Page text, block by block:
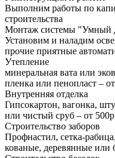
Выполним работы по
строительства
Монтаж системы "Умный
Установим и наладим
прочие приятные
Утепление
минеральная вата или
пленка или пенопласт –
Внутренняя отделка
Гипсокартон, вагонка,
или чистый сруб – от
Строительство заборов
Профнастил, сетка-
кованые, деревянные